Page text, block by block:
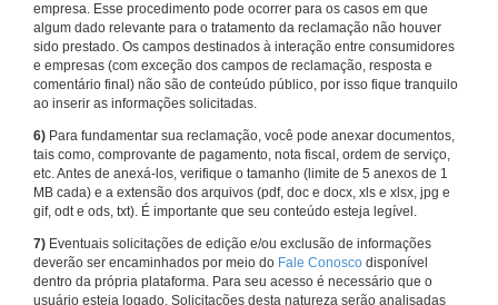
empresa. Esse procedimento pode ocorrer para os casos em que
algum dado relevante para o tratamento da reclamação não houver
sido prestado. Os campos destinados à interação entre consumidores
e empresas (com exceção dos campos de reclamação, resposta e
comentário final) não são de conteúdo público, por isso fique tranquilo
ao inserir as informações solicitadas.
6) Para fundamentar sua reclamação, você pode anexar documentos,
tais como, comprovante de pagamento, nota fiscal, ordem de serviço,
etc. Antes de anexá-los, verifique o tamanho (limite de 5 anexos de 1
MB cada) e a extensão dos arquivos (pdf, doc e docx, xls e xlsx, jpg e
gif, odt e ods, txt). É importante que seu conteúdo esteja legível.
7) Eventuais solicitações de edição e/ou exclusão de informações
deverão ser encaminhados por meio do Fale Conosco disponível
dentro da própria plataforma. Para seu acesso é necessário que o
usuário esteja logado. Solicitações desta natureza serão analisadas